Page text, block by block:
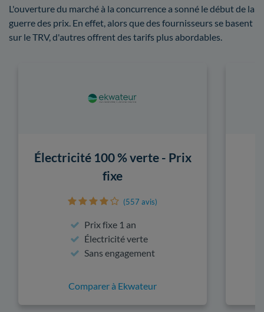
L'ouverture du marché à la concurrence a sonné le début de la
guerre des prix. En effet, alors que des fournisseurs se basent
sur le TRV, d'autres offrent des tarifs plus abordables.
Électricité 100 % verte - Prix
fixe
(557 avis)
Prix fixe 1 an
Électricité verte
Sans engagement
Comparer à Ekwateur